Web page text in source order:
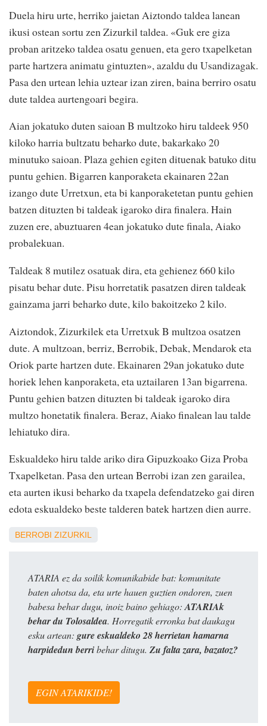
Duela hiru urte, herriko jaietan Aiztondo taldea lanean
ikusi ostean sortu zen Zizurkil taldea. «Guk ere giza
proban aritzeko taldea osatu genuen, eta gero txapelketan
parte hartzera animatu gintuzten», azaldu du Usandizagak.
Pasa den urtean lehia uztear izan ziren, baina berriro osatu
dute taldea aurtengoari begira.
Aian jokatuko duten saioan B multzoko hiru taldeek 950
kiloko harria bultzatu beharko dute, bakarkako 20
minutuko saioan. Plaza gehien egiten dituenak batuko ditu
puntu gehien. Bigarren kanporaketa ekainaren 22an
izango dute Urretxun, eta bi kanporaketetan puntu gehien
batzen dituzten bi taldeak igaroko dira finalera. Hain
zuzen ere, abuztuaren 4ean jokatuko dute finala, Aiako
probalekuan.
Taldeak 8 mutilez osatuak dira, eta gehienez 660 kilo
pisatu behar dute. Pisu horretatik pasatzen diren taldeak
gainzama jarri beharko dute, kilo bakoitzeko 2 kilo.
Aiztondok, Zizurkilek eta Urretxuk B multzoa osatzen
dute. A multzoan, berriz, Berrobik, Debak, Mendarok eta
Oriok parte hartzen dute. Ekainaren 29an jokatuko dute
horiek lehen kanporaketa, eta uztailaren 13an bigarrena.
Puntu gehien batzen dituzten bi taldeak igaroko dira
multzo honetatik finalera. Beraz, Aiako finalean lau talde
lehiatuko dira.
Eskualdeko hiru talde ariko dira Gipuzkoako Giza Proba
Txapelketan. Pasa den urtean Berrobi izan zen garailea,
eta aurten ikusi beharko da txapela defendatzeko gai diren
edota eskualdeko beste talderen batek hartzen dien aurre.
BERROBI ZIZURKIL
ATARIA ez da soilik komunikabide bat: komunitate
baten ahotsa da, eta urte hauen guztien ondoren, zuen
babesa behar dugu, inoiz baino gehiago: ATARIAk
behar du Tolosaldea. Horregatik erronka bat daukagu
esku artean: gure eskualdeko 28 herrietan hamarna
harpidedun berribehar ditugu. Zu falta zara, bazatoz?
EGIN ATARIKIDE!